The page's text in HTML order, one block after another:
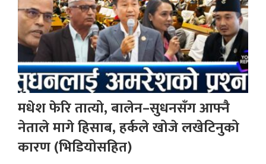
मधेश फेरि तात्यो, बालेन–सुधनसँग आफ्नै
नेताले मागे हिसाब, हर्कले खोजे लखेटिनुको
कारण (भिडियोसहित)